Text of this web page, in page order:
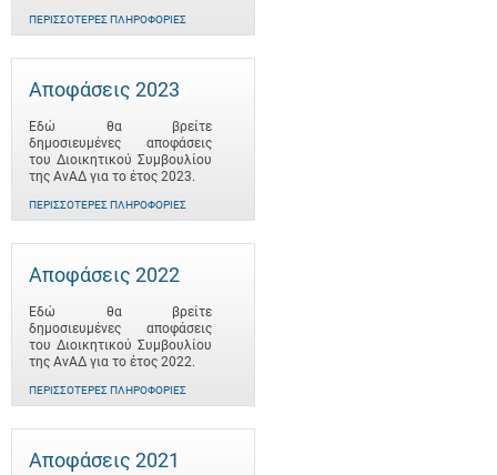
ΠΕΡΙΣΣΌΤΕΡΕΣ ΠΛΗΡΟΦΟΡΊΕΣ
Αποφάσεις 2023
Εδώ θα βρείτε
δημοσιευμένες αποφάσεις
του Διοικητικού Συμβουλίου
της ΑνΑΔ για το έτος 2023.
ΠΕΡΙΣΣΌΤΕΡΕΣ ΠΛΗΡΟΦΟΡΊΕΣ
Αποφάσεις 2022
Εδώ θα βρείτε
δημοσιευμένες αποφάσεις
του Διοικητικού Συμβουλίου
της ΑνΑΔ για το έτος 2022.
ΠΕΡΙΣΣΌΤΕΡΕΣ ΠΛΗΡΟΦΟΡΊΕΣ
Αποφάσεις 2021